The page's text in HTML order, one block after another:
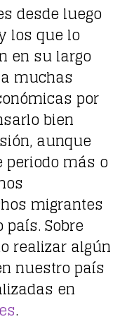
desde luego
los que lo
en su largo
muchas
por
bien
aunque
periodo más o
migrantes
Sobre
realizar algún
nuestro país
en
.